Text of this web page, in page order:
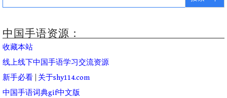
中国手语资源：
收藏本站
线上线下中国手语学习交流资源
新手必看
关于shy114.com
中国手语词典gif中文版